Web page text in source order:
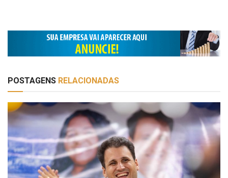
POSTAGENS RELACIONADAS